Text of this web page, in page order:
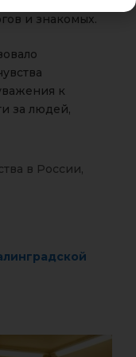
и знакомых.
к
за людей,
в России,